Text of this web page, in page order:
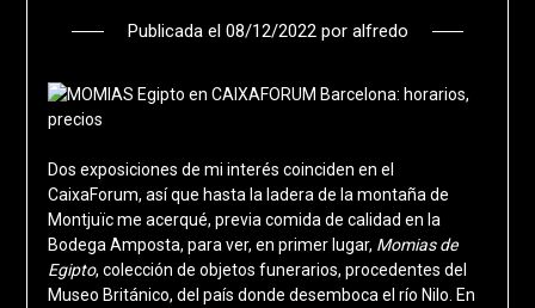
Publicada el 08/12/2022por alfredo
Dos exposiciones de mi interés coinciden en el
CaixaForum, así que hasta la ladera de la montaña de
Montjuïc me acerqué, previa comida de calidad en la
Bodega Amposta, para ver, en primer lugar, Momias de
Egipto, colección de objetos funerarios, procedentes del
Museo Británico, del país donde desemboca el río Nilo. En